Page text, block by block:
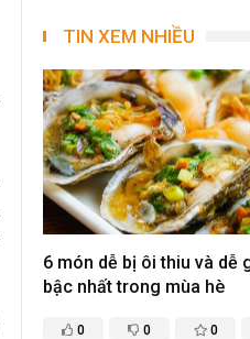
TIN XEM NHIỀU
0 0 0
6 món dễ bị ôi thiu và dễ
bậc nhất trong mùa hè